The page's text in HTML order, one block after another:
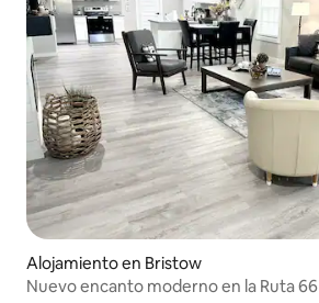
Alojamiento en Bristow
Nuevo encanto moderno en la Ruta 66